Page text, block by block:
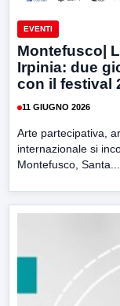
EVENTI
Montefusco|
Irpinia: due
con il festival
11 GIUGNO 2026
Arte partecipativa,
internazionale si
Montefusco, Santa...